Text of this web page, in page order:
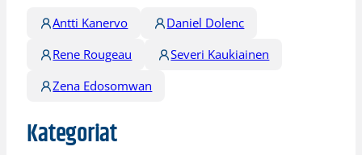
Antti Kanervo
Daniel Dolenc
Rene Rougeau
Severi Kaukiainen
Zena Edosomwan
Kategoriat